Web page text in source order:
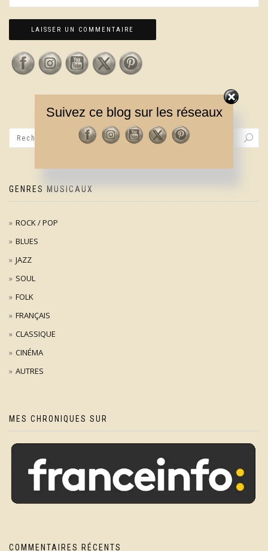
GENRES MUSICAUX
ROCK / POP
BLUES
JAZZ
SOUL
FOLK
FRANÇAIS
CLASSIQUE
CINÉMA
AUTRES
MES CHRONIQUES SUR
COMMENTAIRES RÉCENTS
Suivez ce blog sur les réseaux